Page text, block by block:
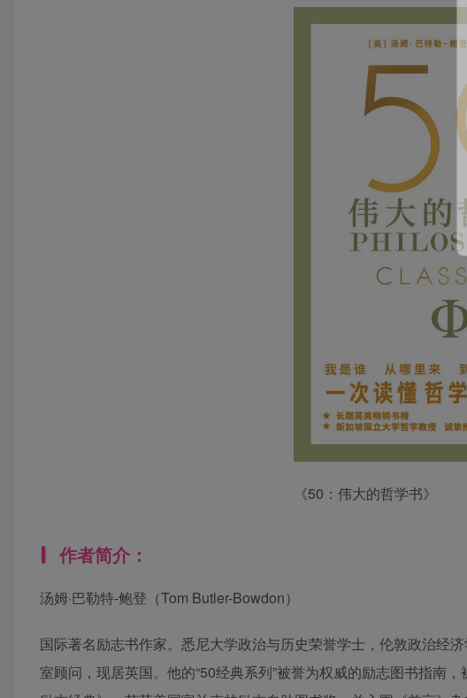
《50：伟大的哲学书》
作者简介：
汤姆·巴勒特-鲍登（Tom Butler-Bowdon）
国际著名励志书作家。悉尼大学政治与历史荣誉学士，伦敦政治经
室顾问，现居英国。他的“50经典系列”被誉为权威的励志图书指南